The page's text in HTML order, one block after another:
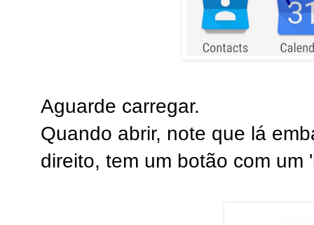
Aguarde carregar.
Quando abrir, note que lá
direito, tem um botão com um